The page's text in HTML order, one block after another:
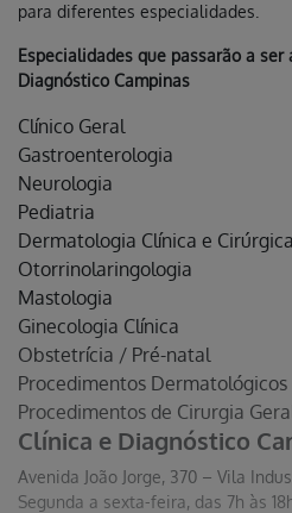
para diferentes especialidades.
Especialidades que passarão a
Diagnóstico Campinas
Clínico Geral
Gastroenterologia
Neurologia
Pediatria
Dermatologia Clínica e Cirúrgica
Otorrinolaringologia
Mastologia
Ginecologia Clínica
Obstetrícia / Pré-natal
Procedimentos Dermatológicos
Procedimentos de Cirurgia
Clínica e Diagnóstico
Avenida João Jorge, 370 – Vila
Segunda a sexta-feira, das 7h às